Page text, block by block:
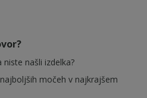
stran
našli izdelka?
močeh v najkrajšem